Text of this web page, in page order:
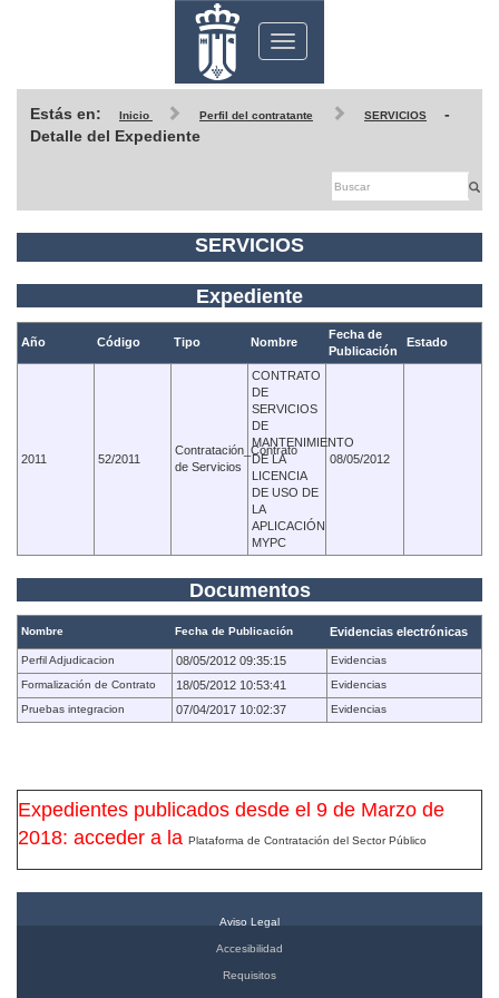
Toggle
navigation
Estás en: Inicio Perfil del contratante SERVICIOS
-
Detalle del Expediente
SERVICIOS
Expediente
Año Código Tipo Nombre
Fecha de
Publicación
Estado
2011 52/2011
Contratación_Contrato
de Servicios
CONTRATO
DE
SERVICIOS
DE
MANTENIMIENTO
DE LA
LICENCIA
DE USO DE
LA
APLICACIÓN
MYPC
08/05/2012
Documentos
Nombre Fecha de Publicación Evidencias electrónicas
Perfil Adjudicacion 08/05/2012 09:35:15
Evidencias
Formalización de Contrato
18/05/2012 10:53:41
Evidencias
Pruebas integracion
07/04/2017 10:02:37 Evidencias
Expedientes publicados desde el 9 de Marzo de
2018: acceder a la Plataforma de Contratación del Sector Público
Aviso Legal
Accesibilidad
Requisitos